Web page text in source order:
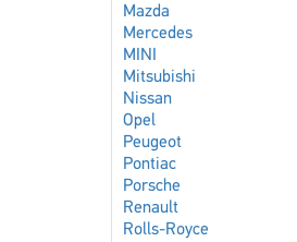
Mazda
Mercedes
MINI
Mitsubishi
Nissan
Opel
Peugeot
Pontiac
Porsche
Renault
Rolls-Royce